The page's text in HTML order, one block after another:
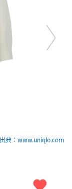
出典：www.uniqlo.com